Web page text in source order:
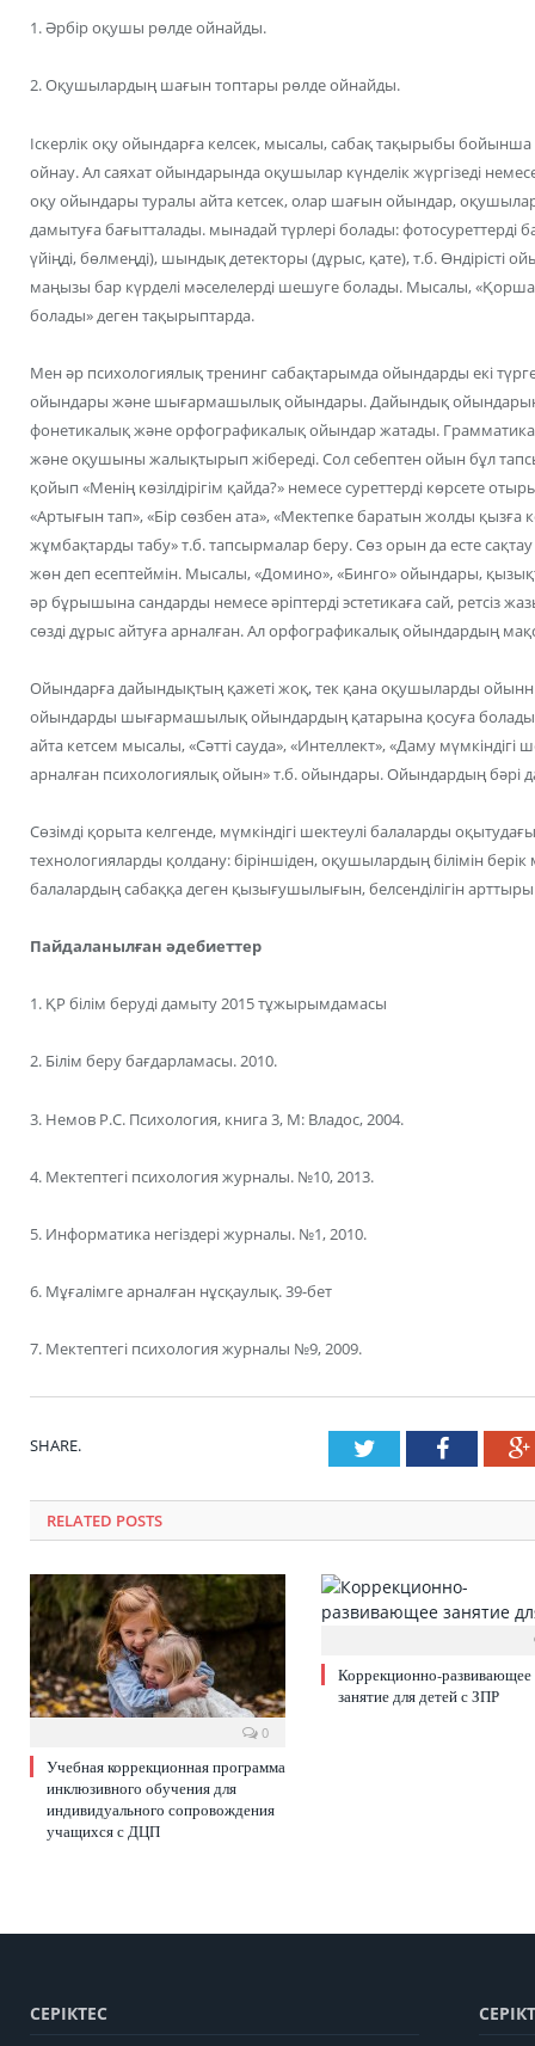
1. Әрбір оқушы рөлде ойнайды.
2. Оқушылардың шағын топтары рөлде ойнайды.
Іскерлік оқу ойындарға келсек, мысалы, сабақ тақырыбы
ойнау. Ал саяхат ойындарында оқушылар күнделік жүргізеді
оқу ойындары туралы айта кетсек, олар шағын ойындар,
дамытуға бағытталады. мынадай түрлері болады: фотосуреттерді
үйіңді, бөлмеңді), шындық детекторы (дұрыс, қате), т.б. Өндірісті
маңызы бар күрделі мәселелерді шешуге болады. Мысалы,
болады» деген тақырыптарда.
Мен әр психологиялық тренинг сабақтарымда ойындарды екі
ойындары және шығармашылық ойындары. Дайындық
фонетикалық және орфографикалық ойындар жатады.
және оқушыны жалықтырып жібереді. Сол себептен ойын бұл
қойып «Менің көзілдірігім қайда?» немесе суреттерді көрсете
«Артығын тап», «Бір сөзбен ата», «Мектепке баратын жолды қызға
жұмбақтарды табу» т.б. тапсырмалар беру. Сөз орын да есте
жөн деп есептеймін. Мысалы, «Домино», «Бинго» ойындары,
әр бұрышына сандарды немесе әріптерді эстетикаға сай, ретсіз
сөзді дұрыс айтуға арналған. Ал орфографикалық ойындардың
Ойындарға дайындықтың қажеті жоқ, тек қана оқушыларды
ойындарды шығармашылық ойындардың қатарына қосуға
айта кетсем мысалы, «Сәтті сауда», «Интеллект», «Даму
арналған психологиялық ойын» т.б. ойындары. Ойындардың бәрі
Сөзімді қорыта келгенде, мүмкіндігі шектеулі балаларды
технологияларды қолдану: біріншіден, оқушылардың білімін
балалардың сабаққа деген қызығушылығын, белсенділігін
Пайдаланылған әдебиеттер
1. ҚР білім беруді дамыту 2015 тұжырымдамасы
2. Білім беру бағдарламасы. 2010.
3. Немов Р.С. Психология, книга 3, М: Владос, 2004.
4. Мектептегі психология журналы. №10, 2013.
5. Информатика негіздері журналы. №1, 2010.
6. Мұғалімге арналған нұсқаулық. 39-бет
7. Мектептегі психология журналы №9, 2009.
SHARE. Twitter
RELATED POSTS
0
Учебная коррекционная программа
инклюзивного обучения для
индивидуального сопровождения
учащихся с ДЦП
Коррекционно-развивающее
занятие для детей с ЗПР
СЕРІКТЕС